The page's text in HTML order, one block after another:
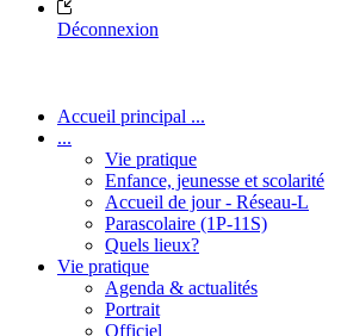
Déconnexion
Accueil principal ...
...
Vie pratique
Enfance, jeunesse et scolarité
Accueil de jour - Réseau-L
Parascolaire (1P-11S)
Quels lieux?
Vie pratique
Agenda & actualités
Portrait
Officiel